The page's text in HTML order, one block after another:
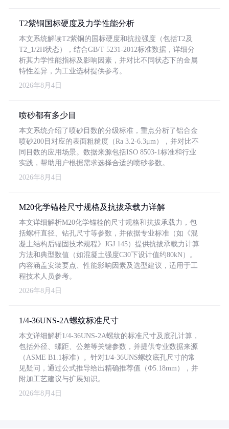
T2紫铜国标硬度及力学性能分析
本文系统解读T2紫铜的国标硬度和抗拉强度（包括T2及
T2_1/2H状态），结合GB/T 5231-2012标准数据，详细分
析其力学性能指标及影响因素，并对比不同状态下的金属
特性差异，为工业选材提供参考。
2026年8月4日
喷砂都有多少目
本文系统介绍了喷砂目数的分级标准，重点分析了铝合金
喷砂200目对应的表面粗糙度（Ra 3.2-6.3μm），并对比不
同目数的应用场景。数据来源包括ISO 8503-1标准和行业
实践，帮助用户根据需求选择合适的喷砂参数。
2026年8月4日
M20化学锚栓尺寸规格及抗拔承载力详解
本文详细解析M20化学锚栓的尺寸规格和抗拔承载力，包
括螺杆直径、钻孔尺寸等参数，并依据专业标准（如《混
凝土结构后锚固技术规程》JGJ 145）提供抗拔承载力计算
方法和典型数值（如混凝土强度C30下设计值约80kN）。
内容涵盖安装要点、性能影响因素及选型建议，适用于工
程技术人员参考。
2026年8月4日
1/4-36UNS-2A螺纹标准尺寸
本文详细解析1/4-36UNS-2A螺纹的标准尺寸及底孔计算，
包括外径、螺距、公差等关键参数，并提供专业数据来源
（ASME B1.1标准）。针对1/4-36UNS螺纹底孔尺寸的常
见疑问，通过公式推导给出精确推荐值（Φ5.18mm），并
附加工艺建议与扩展知识。
2026年8月4日